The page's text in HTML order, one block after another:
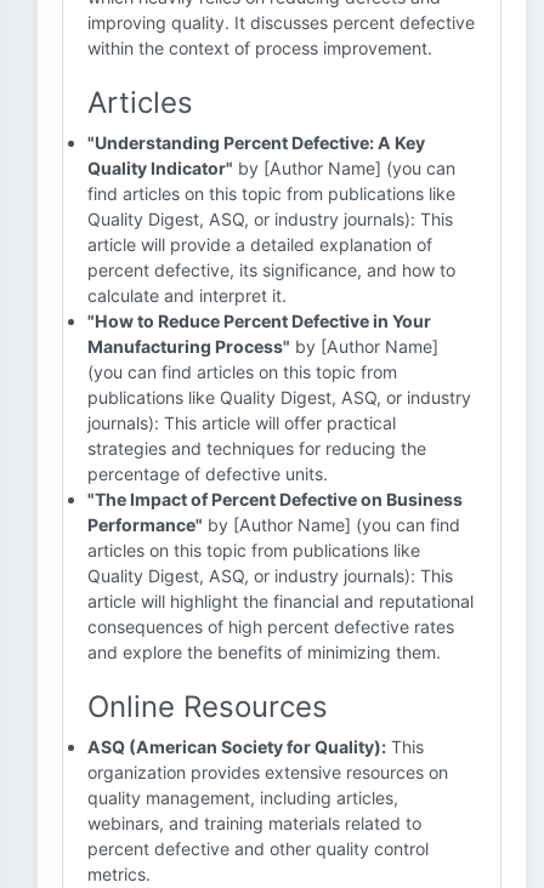
improving quality. It discusses percent defective
within the context of process improvement.
Articles
"Understanding Percent Defective: A Key
Quality Indicator" by [Author Name] (you can
find articles on this topic from publications like
Quality Digest, ASQ, or industry journals): This
article will provide a detailed explanation of
percent defective, its significance, and how to
calculate and interpret it.
"How to Reduce Percent Defective in Your
Manufacturing Process" by [Author Name]
(you can find articles on this topic from
publications like Quality Digest, ASQ, or industry
journals): This article will offer practical
strategies and techniques for reducing the
percentage of defective units.
"The Impact of Percent Defective on Business
Performance" by [Author Name] (you can find
articles on this topic from publications like
Quality Digest, ASQ, or industry journals): This
article will highlight the financial and reputational
consequences of high percent defective rates
and explore the benefits of minimizing them.
Online Resources
ASQ (American Society for Quality): This
organization provides extensive resources on
quality management, including articles,
webinars, and training materials related to
percent defective and other quality control
metrics.